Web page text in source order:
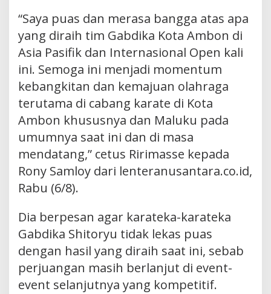
“Saya puas dan merasa bangga atas apa
yang diraih tim Gabdika Kota Ambon di
Asia Pasifik dan Internasional Open kali
ini. Semoga ini menjadi momentum
kebangkitan dan kemajuan olahraga
terutama di cabang karate di Kota
Ambon khususnya dan Maluku pada
umumnya saat ini dan di masa
mendatang,” cetus Ririmasse kepada
Rony Samloy dari lenteranusantara.co.id,
Rabu (6/8).
Dia berpesan agar karateka-karateka
Gabdika Shitoryu tidak lekas puas
dengan hasil yang diraih saat ini, sebab
perjuangan masih berlanjut di event-
event selanjutnya yang kompetitif.